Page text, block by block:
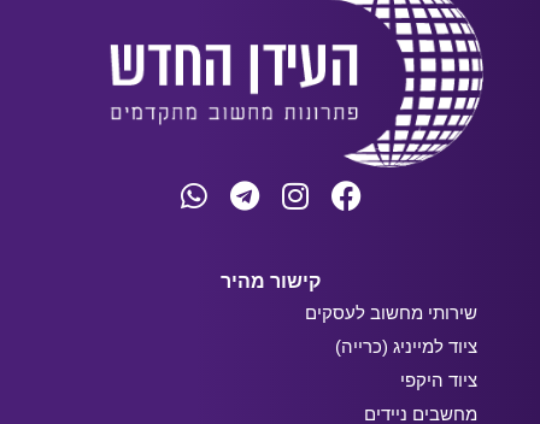
קישור מהיר
שירותי מחשוב לעסקים
ציוד למייניג (כרייה)
ציוד היקפי
מחשבים ניידים